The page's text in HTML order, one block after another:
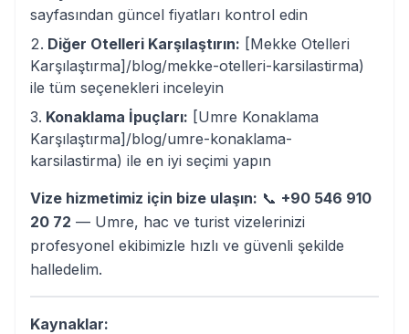
sayfasından güncel fiyatları kontrol edin
Diğer Otelleri Karşılaştırın: [Mekke Otelleri
Karşılaştırma]/blog/mekke-otelleri-karsilastirma)
ile tüm seçenekleri inceleyin
Konaklama İpuçları: [Umre Konaklama
Karşılaştırma]/blog/umre-konaklama-
karsilastirma) ile en iyi seçimi yapın
Vize hizmetimiz için bize ulaşın: 📞 +90 546 910
20 72 — Umre, hac ve turist vizelerinizi
profesyonel ekibimizle hızlı ve güvenli şekilde
halledelim.
Kaynaklar: